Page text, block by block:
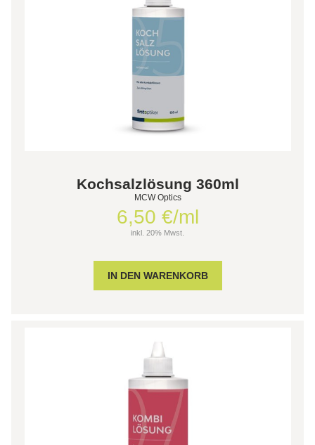
Kochsalzlösung 360ml
MCW Optics
6,50 €/ml
inkl. 20% Mwst.